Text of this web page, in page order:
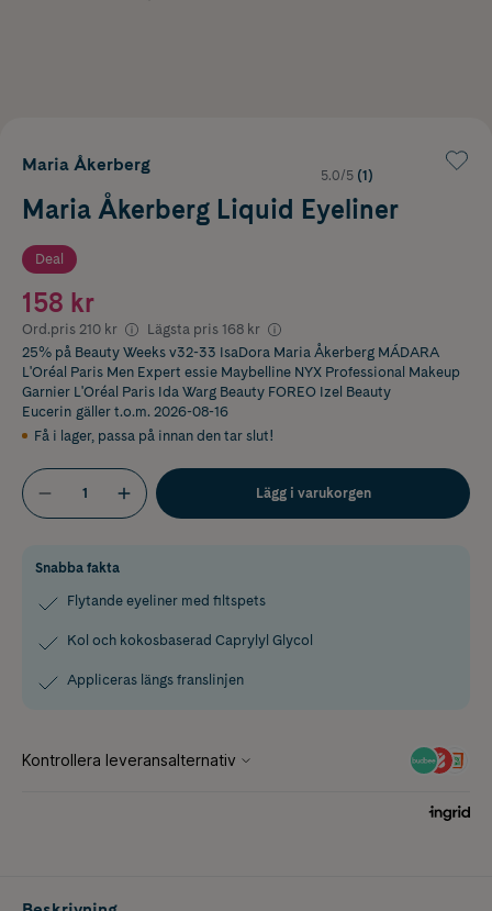
Maria Åkerberg
5.0/5 (1)
Maria Åkerberg Liquid Eyeliner
Deal
158 kr
Ord.pris 210 kr Lägsta pris 168 kr
25% på Beauty Weeks v32-33 IsaDora Maria Åkerberg MÁDARA
L'Oréal Paris Men Expert essie Maybelline NYX Professional Makeup
Garnier L'Oréal Paris Ida Warg Beauty FOREO Izel Beauty
Eucerin gäller t.o.m. 2026-08-16
Få i lager, passa på innan den tar slut!
Lägg i varukorgen
Snabba fakta
Flytande eyeliner med filtspets
Kol och kokosbaserad Caprylyl Glycol
Appliceras längs franslinjen